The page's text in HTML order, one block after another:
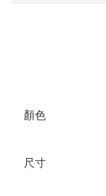
顏色
尺寸